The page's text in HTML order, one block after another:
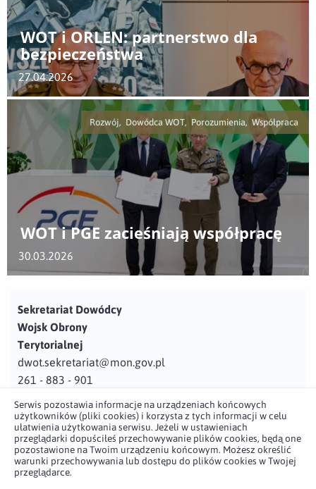
WOT i ORLEN: partnerstwo dla
bezpieczeństwa
27.04.2026
Rozwój, Dowódca WOT, Porozumienia, Współpraca
WOT i PGE zacieśniają współpracę
30.03.2026
Sekretariat Dowódcy
Wojsk Obrony
Terytorialnej
dwot.sekretariat@mon.gov.pl
261 - 883 - 901
Adres
ul. Juzistek 2
05-131 Zegrze
Serwis pozostawia informacje na urządzeniach końcowych
użytkowników (pliki cookies) i korzysta z tych informacji w celu
ułatwienia użytkowania serwisu. Jeżeli w ustawieniach
przeglądarki dopuściłeś przechowywanie plików cookies, będą one
pozostawione na Twoim urządzeniu końcowym. Możesz określić
warunki przechowywania lub dostępu do plików cookies w Twojej
przeglądarce.